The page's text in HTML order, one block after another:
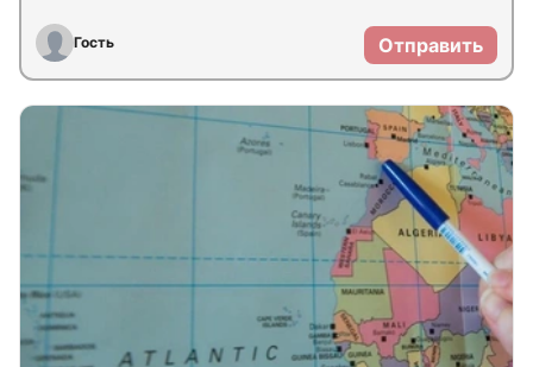
Гость Отправить